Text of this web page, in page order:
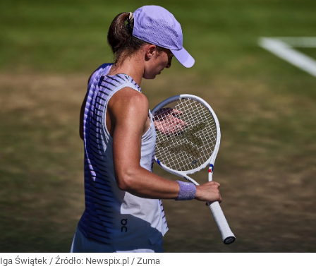
Iga Świątek / Źródło: Newspix.pl / Zuma